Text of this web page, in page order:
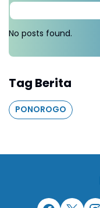
No posts found.
Tag Berita
PONOROGO